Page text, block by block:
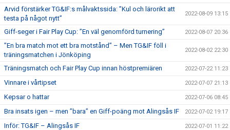
Arvid förstärker TG&IF:s målvaktssida: ”Kul och lärorikt att
testa på något nytt”
2022-08-09 13:15
Giff-seger i Fair Play Cup: ”En väl genomförd turnering” 2022-08-07 20:36
”En bra match mot ett bra motstånd” – Men TG&IF föll i
träningsmatchen i Jönköping
2022-08-02 22:30
Träningsmatch och Fair Play Cup innan höstpremiären 2022-07-22 11:23
Vinnare i vårtipset 2022-07-07 21:13
Kepsar o hattar 2022-07-06 08:45
Bra insats igen – men ”bara” en Giff-poäng mot Alingsås IF 2022-07-02 19:17
Inför: TG&IF – Alingsås IF 2022-07-01 11:22